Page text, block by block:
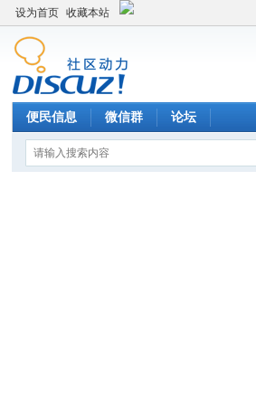
设为首页 收藏本站
便民信息 微信群 论坛